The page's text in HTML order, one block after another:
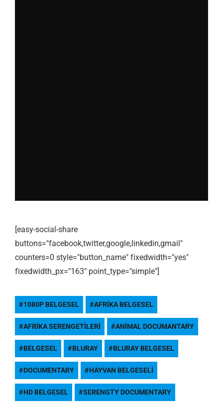
[easy-social-share
buttons="facebook,twitter,google,linkedin,gmail"
counters=0 style="button_name" fixedwidth="yes"
fixedwidth_px="163" point_type="simple"]
1080P BELGESEL AFRIKA BELGESEL
AFRIKA SERENGETILERI ANIMAL DOCUMANTARY
BELGESEL BLURAY BLURAY BELGESEL
DOCUMENTARY HAYVAN BELGESELI
HD BELGESEL SERENGTY DOCUMENTARY